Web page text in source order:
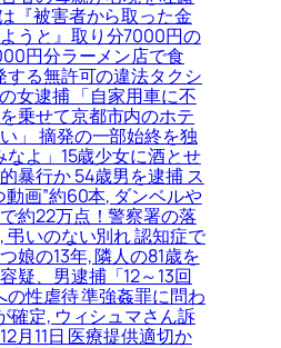
『被害者から取った金
うと』取り分7000円の
円分ラーメン店で食
する無許可の違法タクシ
女逮捕 「自家用車に不
乗せて京都市内のホテ
」 摘発の一部始終を独
なよ」15歳少女に酒とせ
暴行か 54歳男を逮捕 ス
動画”約60本, ダンベルや
約22万点！警察署の落
弔いのない別れ 認知症で
娘の13年, 隣人の81歳を
疑、男逮捕「12～13回
の性虐待 準強姦罪に問わ
確定, ウィシュマさん訴
月11日 医療提供適切か